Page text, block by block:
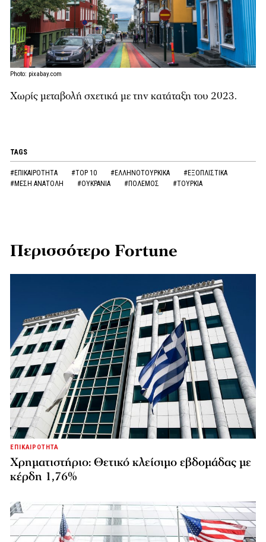
Photo: pixabay.com
Χωρίς μεταβολή σχετικά με την κατάταξη του 2023.
TAGS
#ΕΠΙΚΑΙΡΟΤΗΤΑ #TOP 10 #ΕΛΛΗΝΟΤΟΥΡΚΙΚΑ
#ΕΞΟΠΛΙΣΤΙΚΑ
#ΜΕΣΗ ΑΝΑΤΟΛΗ
#ΟΥΚΡΑΝΙΑ #ΠΟΛΕΜΟΣ #ΤΟΥΡΚΙΑ
Περισσότερο Fortune
ΕΠΙΚΑΙΡΟΤΗΤΑ
Χρηματιστήριο: Θετικό κλείσιμο εβδομάδας με
κέρδη 1,76%